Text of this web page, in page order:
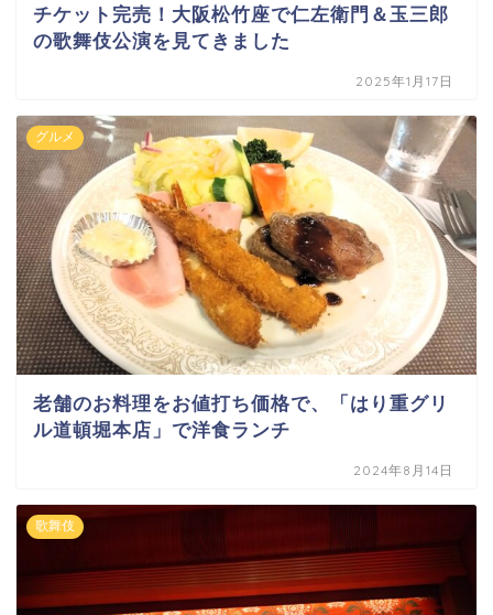
チケット完売！大阪松竹座で仁左衛門＆玉三郎
の歌舞伎公演を見てきました
2025年1月17日
グルメ
老舗のお料理をお値打ち価格で、「はり重グリ
ル道頓堀本店」で洋食ランチ
2024年8月14日
歌舞伎